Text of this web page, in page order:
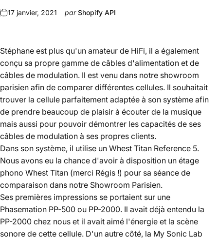
17 janvier, 2021 parShopify API
Stéphane est plus qu'un amateur de HiFi, il a également
conçu sa propre gamme de câbles d'alimentation et de
câbles de modulation. Il est venu dans notre showroom
parisien afin de comparer différentes cellules. Il souhaitait
trouver la cellule parfaitement adaptée à son système afin
de prendre beaucoup de plaisir à écouter de la musique
mais aussi pour pouvoir démontrer les capacités de ses
câbles de modulation à ses propres clients.
Dans son système, il utilise un Whest Titan Reference 5.
Nous avons eu la chance d'avoir à disposition un étage
phono Whest Titan (merci Régis !) pour sa séance de
comparaison dans notre Showroom Parisien.
Ses premières impressions se portaient sur une
Phasemation PP-500 ou PP-2000. Il avait déjà entendu la
PP-2000 chez nous et il avait aimé l'énergie et la scène
sonore de cette cellule. D'un autre côté, la My Sonic Lab